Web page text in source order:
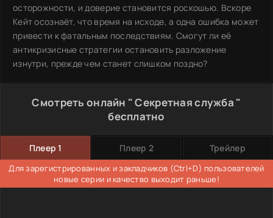
осторожности, и доверие становится роскошью. Вскоре
Кейт осознаёт, что время на исходе, а одна ошибка может
привести к фатальным последствиям. Смогут ли её
антикризисные стратегии остановить разложение
изнутри, прежде чем станет слишком поздно?
Смотреть онлайн " Секретная служба "
бесплатно
Плеер 1 Плеер 2 Трейлер
Для зарегистрированных и закладчиков (Ctrl+D) пользователей
новые серии и качество выходит раньше!